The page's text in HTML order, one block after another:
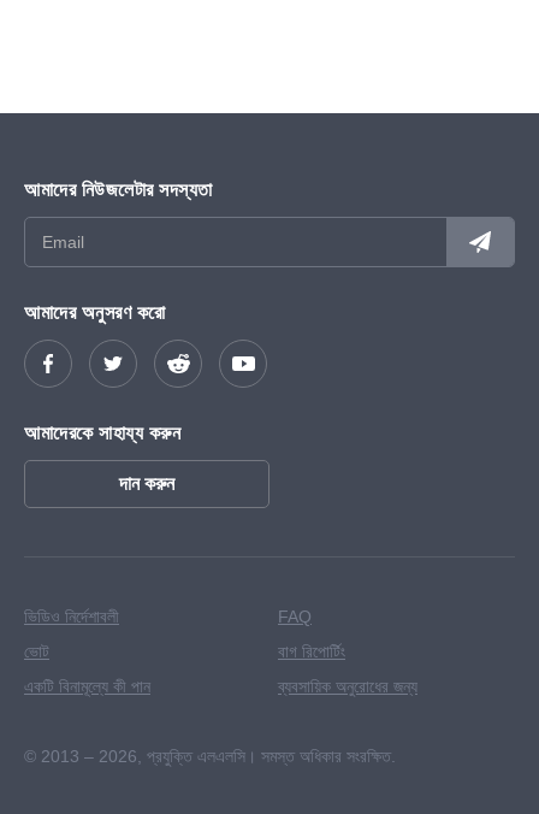
আমাদের নিউজলেটার সদস্যতা
আমাদের অনুসরণ করো
আমাদেরকে সাহায্য করুন
দান করুন
ভিডিও নির্দেশাবলী
ভোট
একটি বিনামূল্যে কী পান
FAQ
বাগ রিপোর্টিং
ব্যবসায়িক অনুরোধের জন্য
© 2013 – 2026, প্রযুক্তি এলএলসি। সমস্ত অধিকার সংরক্ষিত.